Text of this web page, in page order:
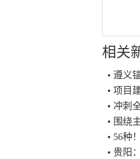
相关
• 遵义
• 项目
• 冲刺
• 围绕
• 56种
• 贵阳